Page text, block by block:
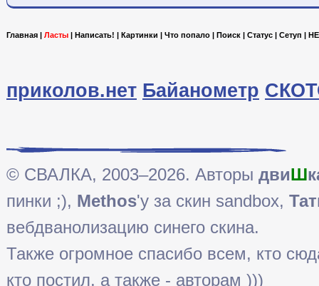
Главная | Ласты | Написать! | Картинки | Что попало | Поиск | Статус | Сетуп |
приколов.нет Байанометр
© СВАЛКА, 2003–2026. Авторы двиШ
пинки ;), Methos'у за скин sandbox,
вебдванолизацию синего скина.
Также огромное спасибо всем, кто
кто постил, а также - авторам )))